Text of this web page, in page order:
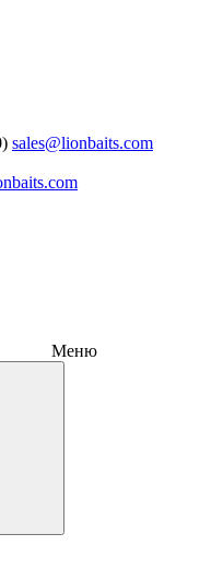
sales@lionbaits.com
Меню